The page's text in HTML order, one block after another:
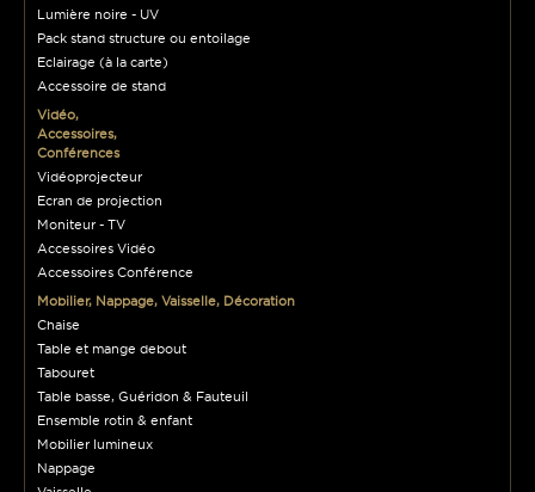
Lumière noire - UV
Pack stand structure ou entoilage
Eclairage (à la carte)
Accessoire de stand
Vidéo,
Accessoires,
Conférences
Vidéoprojecteur
Ecran de projection
Moniteur - TV
Accessoires Vidéo
Accessoires Conférence
Mobilier, Nappage, Vaisselle, Décoration
Chaise
Table et mange debout
Tabouret
Table basse, Guéridon & Fauteuil
Ensemble rotin & enfant
Mobilier lumineux
Nappage